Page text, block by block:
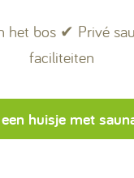
het bos ✔ Privé
faciliteiten
huisje met